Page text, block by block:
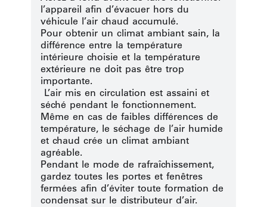
l’appareil afin d’évacuer hors du
véhicule l’air chaud accumulé.
Pour obtenir un climat ambiant sain, la
différence entre la température
intérieure choisie et la température
extérieure ne doit pas être trop
importante.
L’air mis en circulation est assaini et
séché pendant le fonctionnement.
Même en cas de faibles différences de
température, le séchage de l’air humide
et chaud crée un climat ambiant
agréable.
Pendant le mode de rafraîchissement,
gardez toutes les portes et fenêtres
fermées afin d’éviter toute formation de
condensat sur le distributeur d’air.